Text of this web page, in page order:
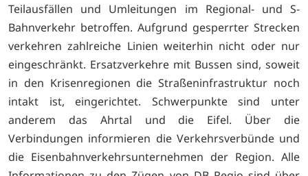
Teilausfällen und Umleitungen im Regional- und S-
Bahnverkehr betroffen. Aufgrund gesperrter Strecken
verkehren zahlreiche Linien weiterhin nicht oder nur
eingeschränkt. Ersatzverkehre mit Bussen sind, soweit
in den Krisenregionen die Straßeninfrastruktur noch
intakt ist, eingerichtet. Schwerpunkte sind unter
anderem das Ahrtal und die Eifel. Über die
Verbindungen informieren die Verkehrsverbünde und
die Eisenbahnverkehrsunternehmen der Region. Alle